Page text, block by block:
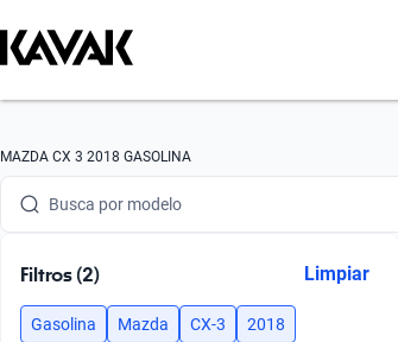
MAZDA CX 3 2018 GASOLINA
Busca por marca
Busca por modelo
Busca por año
Filtros (2) Limpiar
Gasolina Mazda CX-3 2018